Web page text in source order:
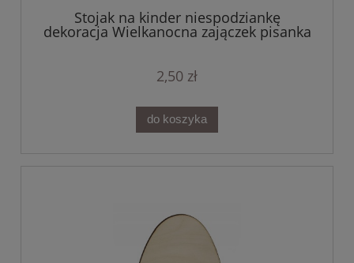
Stojak na kinder niespodziankę
dekoracja Wielkanocna zajączek pisanka
2,50 zł
do koszyka